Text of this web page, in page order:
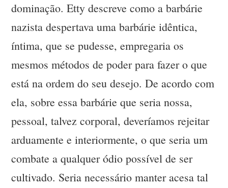
dominação. Etty descreve como a barbárie
nazista despertava uma barbárie idêntica,
íntima, que se pudesse, empregaria os
mesmos métodos de poder para fazer o que
está na ordem do seu desejo. De acordo com
ela, sobre essa barbárie que seria nossa,
pessoal, talvez corporal, deveríamos rejeitar
arduamente e interiormente, o que seria um
combate a qualquer ódio possível de ser
cultivado. Seria necessário manter acesa tal